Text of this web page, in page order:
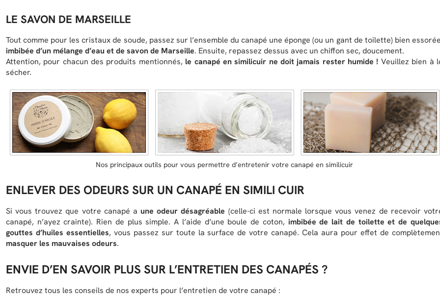
LE SAVON DE MARSEILLE
Tout comme pour les cristaux de soude, passez sur l’ensemble du canapé une éponge (ou un gant de toilette) bien
imbibée d’un mélange d’eau et de savon de Marseille. Ensuite, repassez dessus avec un chiffon sec, doucement.
Attention, pour chacun des produits mentionnés, le canapé en similicuir ne doit jamais rester humide ! Veuillez bien à
sécher.
Nos principaux outils pour vous permettre d’entretenir votre canapé en similicuir
ENLEVER DES ODEURS SUR UN CANAPÉ EN SIMILI CUIR
Si vous trouvez que votre canapé a une odeur désagréable (celle-ci est normale lorsque vous venez de recevoir
canapé, n’ayez crainte). Rien de plus simple. A l’aide d’une boule de coton, imbibée de lait de toilette et de
gouttes d’huiles essentielles, vous passez sur toute la surface de votre canapé. Cela aura pour effet de
masquer les mauvaises odeurs.
ENVIE D’EN SAVOIR PLUS SUR L’ENTRETIEN DES CANAPÉS ?
Retrouvez tous les conseils de nos experts pour l’entretien de votre canapé :